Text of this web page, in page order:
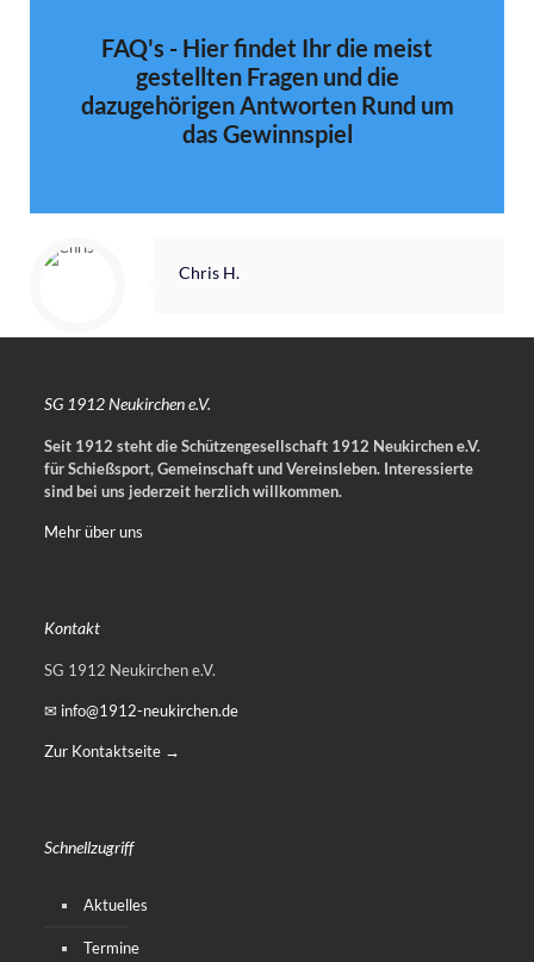
FAQ's - Hier findet Ihr die meist
gestellten Fragen und die
dazugehörigen Antworten Rund um
das Gewinnspiel
Chris H.
SG 1912 Neukirchen e.V.
Seit 1912 steht die Schützengesellschaft 1912 Neukirchen e.V.
für Schießsport, Gemeinschaft und Vereinsleben. Interessierte
sind bei uns jederzeit herzlich willkommen.
Mehr über uns
Kontakt
SG 1912 Neukirchen e.V.
✉ info@1912-neukirchen.de
Zur Kontaktseite →
Schnellzugriff
Aktuelles
Termine